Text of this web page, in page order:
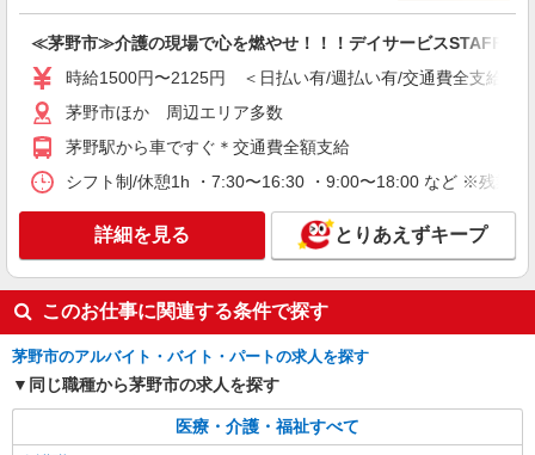
時給1500円〜2125円 ＜日払い有/週払い有/交
通費全支給(ガソリン代含む)＞
茅野市
キープ 詳細を見る
派遣社員
株式会社kotrio /●MT-H-1815927
[ 綺麗 ]高級シニアマンションで生活ケア/見守
時給1500円〜2125円 ＜日払い有/週払い有/交
通費全支給(ガソリン代含む)＞
茅野市ほか 周辺エリア多数
≪茅野市≫介護の現場で心を燃やせ！！！デイサービスSTAFF
時給1500円〜2125円 ＜日払い有/週払い有/交通費全支給(ガ
茅野市ほか 周辺エリア多数
茅野駅から車ですぐ＊交通費全額支給
シフト制/休憩1h ・7:30〜16:30 ・9:00〜18:00 など ※残業
詳細を見る とりあえずキープ
このお仕事に関連する条件で探す
茅野市のアルバイト・バイト・パートの求人を探す
同じ職種から茅野市の求人を探す
医療・介護・福祉すべて